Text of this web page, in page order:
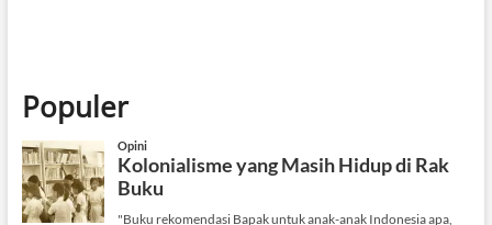
Populer